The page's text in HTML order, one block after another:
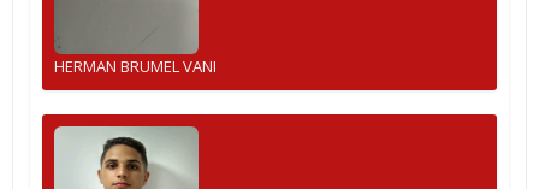
HERMAN BRUMEL VANI